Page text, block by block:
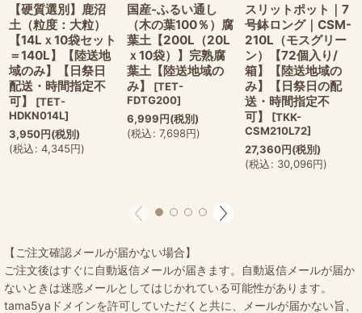
【硬質選別】鹿沼
土（粒度：大粒）
【14Lｘ10袋セット
＝140L】【陸送地
域のみ】【日祭日
配送・時間指定不
可】
[TET-
HDKN014L]
3,950円(税別)
(税込: 4,345円)
国産-ふるい通し
（木の葉100％）腐
葉土【200L（20L
ｘ10袋）】完熟腐
葉土【陸送地域の
み】
[TET-
FDTG200]
6,999円(税別)
(税込: 7,698円)
スリットポット｜7
号鉢ロング｜CSM-
210L（モスグリー
ン）【72個入り/
箱】【陸送地域の
み】【日祭日の配
送・時間指定不
可】
[TKK-
CSM210L72]
27,360円(税別)
(税込: 30,096円)
【ご注文確認メールが届かない場合】
ご注文後はすぐに自動返信メールが届きます。自動返信メールが届か
ないときは迷惑メールとしてはじかれている可能性があります。
tama5yaドメインを許可していただくと共に、メールが届かない旨、